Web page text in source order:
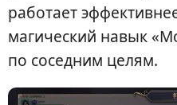
работает
магический навык
по соседним целям.